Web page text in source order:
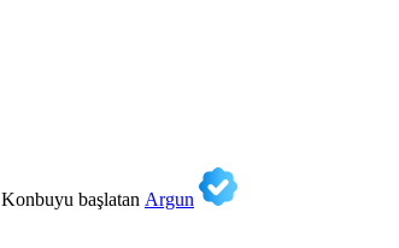
Konbuyu başlatan Argun